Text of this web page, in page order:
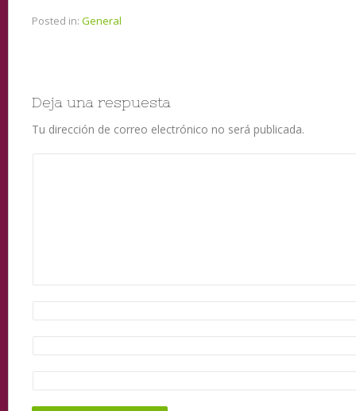
Posted in: General
Deja una respuesta
Tu dirección de correo electrónico no será publicada.